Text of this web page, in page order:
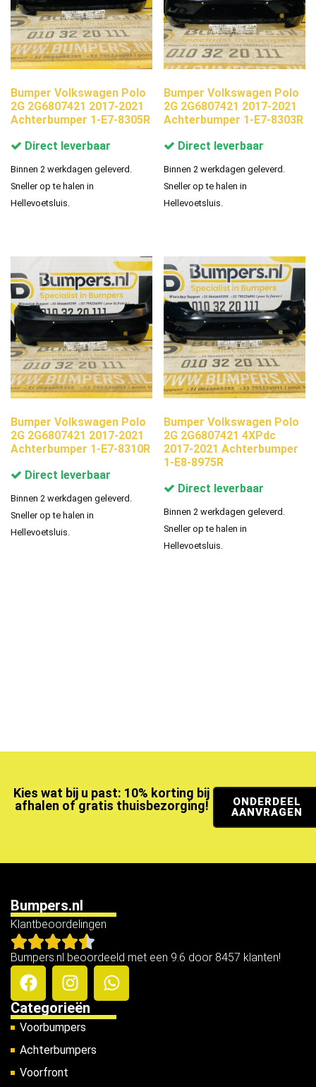
Bumper Volkswagen Polo
2G 2G6807421 2017-2021
Achterbumper 1-E7-8305R
Direct leverbaar
Binnen 2 werkdagen geleverd.
Sneller op te halen in
Hellevoetsluis.
Bumper Volkswagen Polo
2G 2G6807421 2017-2021
Achterbumper 1-E7-8303R
Direct leverbaar
Binnen 2 werkdagen geleverd.
Sneller op te halen in
Hellevoetsluis.
Bumper Volkswagen Polo
2G 2G6807421 2017-2021
Achterbumper 1-E7-8310R
Direct leverbaar
Binnen 2 werkdagen geleverd.
Sneller op te halen in
Hellevoetsluis.
Bumper Volkswagen Polo
2G 2G6807421 4XPdc
2017-2021 Achterbumper
1-E8-8975R
Direct leverbaar
Binnen 2 werkdagen geleverd.
Sneller op te halen in
Hellevoetsluis.
Kies wat bij u past: 10% korting bij
afhalen of gratis thuisbezorging!
ONDERDEEL
AANVRAGEN
Bumpers.nl
Klantbeoordelingen
Bumpers.nl beoordeeld met een 9.6 door 8457 klanten!
Categorieën
Voorbumpers
Achterbumpers
Voorfront